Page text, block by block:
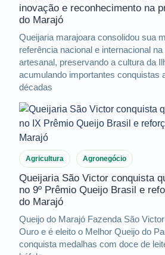
inovação e reconhecimento na
do Marajó
Queijaria marajoara consolidou sua
referência nacional e internacional
artesanal, preservando a cultura da
acumulando importantes conquistas
décadas
Agricultura Agronegócio
Queijaria São Victor conquista
no 9º Prêmio Queijo Brasil e
do Marajó
Queijo do Marajó Fazenda São
Ouro e é eleito o Melhor Queijo do
conquista medalhas com doce de